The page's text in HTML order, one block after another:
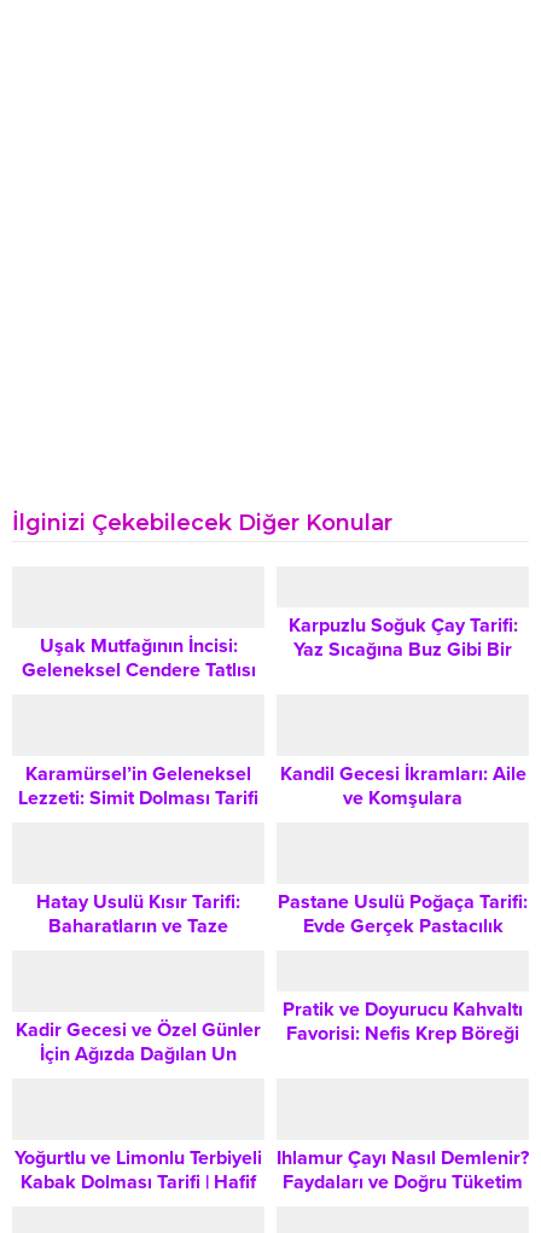
İlginizi Çekebilecek Diğer Konular
Uşak Mutfağının İncisi:
Geleneksel Cendere Tatlısı
Karpuzlu Soğuk Çay Tarifi:
Yaz Sıcağına Buz Gibi Bir
Karamürsel’in Geleneksel
Lezzeti: Simit Dolması Tarifi
Kandil Gecesi İkramları: Aile
ve Komşulara
Hatay Usulü Kısır Tarifi:
Baharatların ve Taze
Pastane Usulü Poğaça Tarifi:
Evde Gerçek Pastacılık
Kadir Gecesi ve Özel Günler
İçin Ağızda Dağılan Un
Pratik ve Doyurucu Kahvaltı
Favorisi: Nefis Krep Böreği
Yoğurtlu ve Limonlu Terbiyeli
Kabak Dolması Tarifi | Hafif
Ihlamur Çayı Nasıl Demlenir?
Faydaları ve Doğru Tüketim